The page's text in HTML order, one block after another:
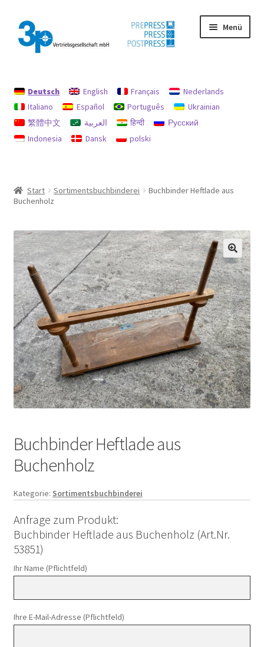
Zur
Navigation
springen
Zum
Inhalt
springen
Menü
Datenschutz
Gebrauchtmaschinen
Deutsch English Français
Nederlands
Italiano
Español Português
Ukrainian
繁體中文
العربية हिन्दी
Русский
Indonesia
Dansk polski
Start Sortimentsbuchbinderei
Buchbinder Heftlade aus
Buchenholz
Buchbinder Heftlade aus
Buchenholz
Kategorie: Sortimentsbuchbinderei
Anfrage zum Produkt:
Buchbinder Heftlade aus Buchenholz (Art.Nr.
53851)
Ihr Name (Pflichtfeld)
Ihre E-Mail-Adresse (Pflichtfeld)